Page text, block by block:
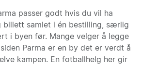
passer godt hvis du vil ha
billett samlet i én bestilling, særlig
i byen før. Mange velger å legge
Parma er en by det er verdt å
kampen. En fotballhelg her gir